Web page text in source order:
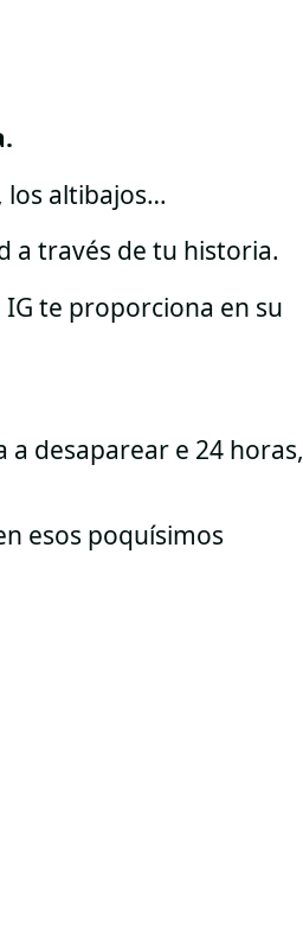
los altibajos…
a través de tu historia.
te proporciona en su
desaparear e 24 horas,
esos poquísimos